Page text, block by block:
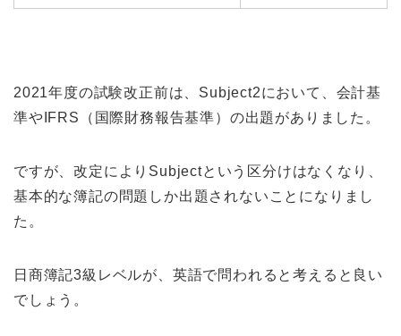
2021年度の試験改正前は、Subject2において、会計基
準やIFRS（国際財務報告基準）の出題がありました。
ですが、改定によりSubjectという区分けはなくなり、
基本的な簿記の問題しか出題されないことになりまし
た。
日商簿記3級レベルが、英語で問われると考えると良い
でしょう。